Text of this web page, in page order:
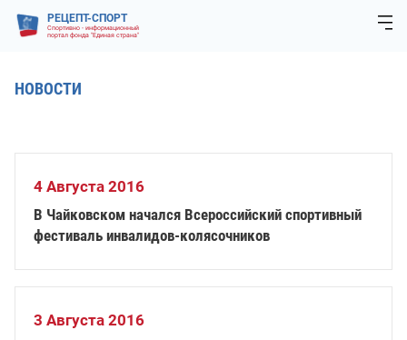
РЕЦЕПТ-СПОРТ
Спортивно - информационный
портал фонда "Единая страна"
НОВОСТИ
4 Августа 2016
В Чайковском начался Всероссийский спортивный
фестиваль инвалидов-колясочников
3 Августа 2016